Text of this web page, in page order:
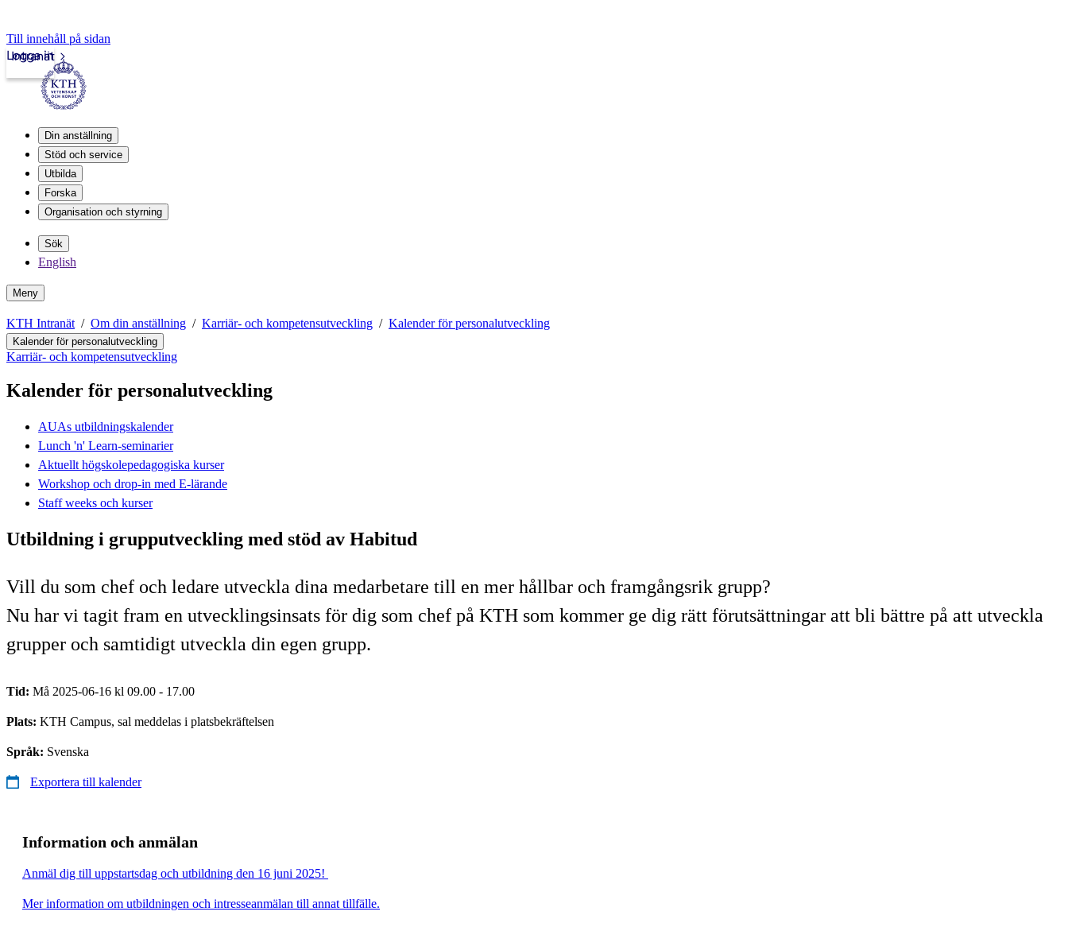
Till innehåll på sidan
Intranät
Logga in
Din anställning
Stöd och service
Utbilda
Forska
Organisation och styrning
Sök
English
Meny
KTH Intranät Om din anställning Karriär- och kompetensutveckling Kalender för personalutveckling
Kalender för personalutveckling
Karriär- och kompetensutveckling
Kalender för personalutveckling
AUAs utbildningskalender
Lunch 'n' Learn-seminarier
Aktuellt högskolepedagogiska kurser
Workshop och drop-in med E-lärande
Staff weeks och kurser
Utbildning i grupputveckling med stöd av Habitud
Vill du som chef och ledare utveckla dina medarbetare till en mer hållbar och framgångsrik grupp?
Nu har vi tagit fram en utvecklingsinsats för dig som chef på KTH som kommer ge dig rätt förutsättningar att bli bättre på att utveckla
grupper och samtidigt utveckla din egen grupp.
Tid: Må 2025-06-16 kl 09.00 - 17.00
Plats: KTH Campus, sal meddelas i platsbekräftelsen
Språk: Svenska
Exportera till kalender
Information och anmälan
Anmäl dig till uppstartsdag och utbildning den 16 juni 2025!
Mer information om utbildningen och intresseanmälan till annat tillfälle.